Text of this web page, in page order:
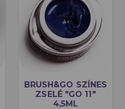
BRUSH&GO SZÍNES
ZSELÉ "GO 11"
4,5ML